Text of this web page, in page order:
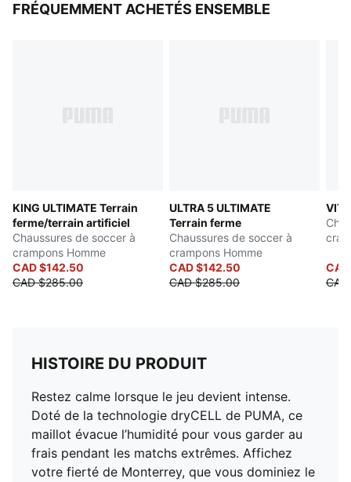
FRÉQUEMMENT ACHETÉS ENSEMBLE
KING ULTIMATE Terrain
ferme/terrain artificiel
Chaussures de soccer à
crampons Homme
CAD $142.50
CAD $285.00
ULTRA 5 ULTIMATE
Terrain ferme
Chaussures de soccer à
crampons Homme
CAD $142.50
CAD $285.00
HISTOIRE DU PRODUIT
Restez calme lorsque le jeu devient intense.
Doté de la technologie dryCELL de PUMA, ce
maillot évacue l’humidité pour vous garder au
frais pendant les matchs extrêmes. Affichez
votre fierté de Monterrey, que vous dominiez le